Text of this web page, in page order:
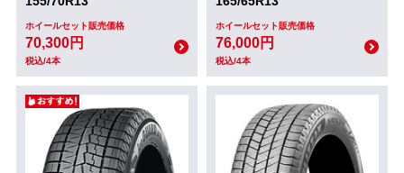
ホイールセット販売価格
70,300円
税込/4本
ホイールセット販売価格
76,000円
税込/4本